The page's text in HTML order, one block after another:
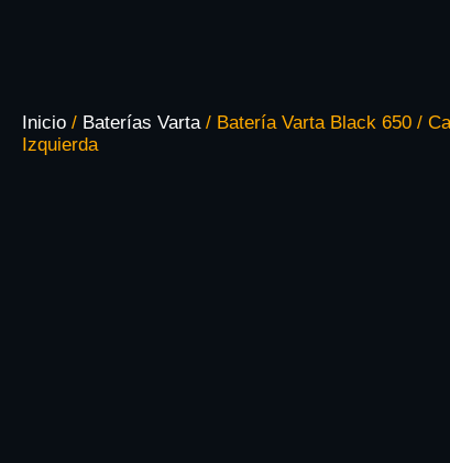
Inicio / Baterías Varta/ Batería Varta Black 650 /
Izquierda